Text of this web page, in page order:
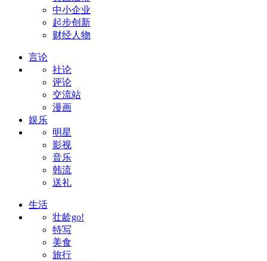
中小企业
起步创新
财经人物
言论
社论
评论
交流站
漫画
娱乐
明星
影视
音乐
韩流
送礼
生活
壮龄go!
特写
美食
旅行